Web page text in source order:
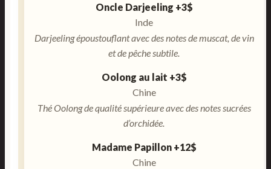
Oncle Darjeeling +3$
Inde
Darjeeling époustouflant avec des notes de muscat, de vin
et de pêche subtile.
Oolong au lait +3$
Chine
Thé Oolong de qualité supérieure avec des notes sucrées
d’orchidée.
Madame Papillon +12$
Chine